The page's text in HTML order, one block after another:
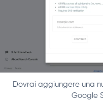
Dovrai aggiungere una
Google